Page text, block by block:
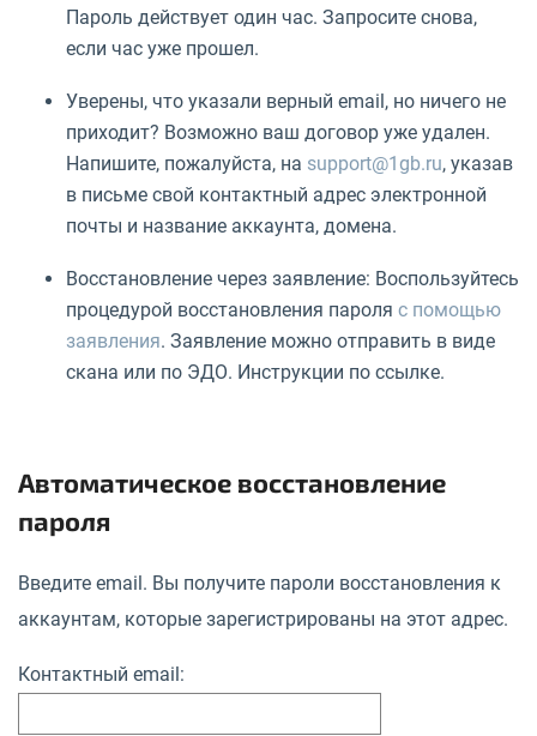
Пароль действует один час. Запросите снова,
если час уже прошел.
Уверены, что указали верный email, но ничего не
приходит? Возможно ваш договор уже удален.
Напишите, пожалуйста, на support@1gb.ru, указав
в письме свой контактный адрес электронной
почты и название аккаунта, домена.
Восстановление через заявление: Воспользуйтесь
процедурой восстановления пароля с помощью
заявления. Заявление можно отправить в виде
скана или по ЭДО. Инструкции по ссылке.
Автоматическое восстановление
пароля
Введите email. Вы получите пароли восстановления к
аккаунтам, которые зарегистрированы на этот адрес.
Контактный email: